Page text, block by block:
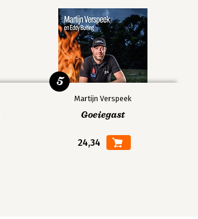
Martijn Verspeek
Goeiegast
24,34
5